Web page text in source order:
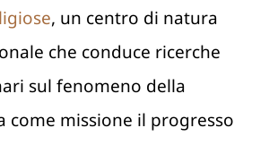
, un centro di natura
che conduce ricerche
sul fenomeno della
come missione il progresso